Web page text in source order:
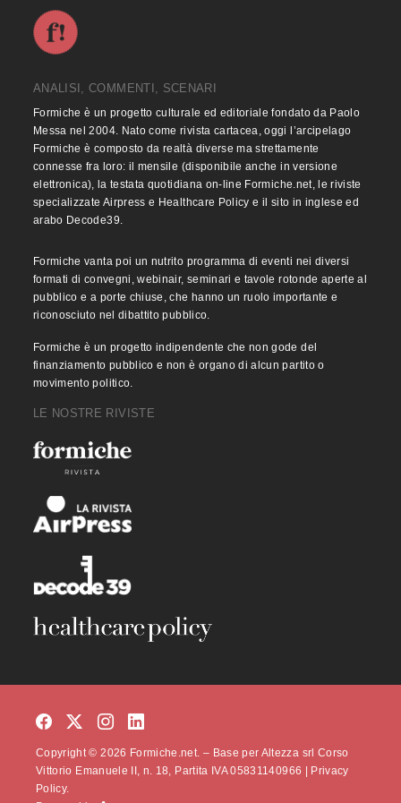
ANALISI, COMMENTI, SCENARI
Formiche è un progetto culturale ed editoriale fondato da Paolo
Messa nel 2004. Nato come rivista cartacea, oggi l’arcipelago
Formiche è composto da realtà diverse ma strettamente
connesse fra loro: il mensile (disponibile anche in versione
elettronica), la testata quotidiana on-line Formiche.net, le riviste
specializzate Airpress e Healthcare Policy e il sito in inglese ed
arabo Decode39.
Formiche vanta poi un nutrito programma di eventi nei diversi
formati di convegni, webinair, seminari e tavole rotonde aperte al
pubblico e a porte chiuse, che hanno un ruolo importante e
riconosciuto nel dibattito pubblico.
Formiche è un progetto indipendente che non gode del
finanziamento pubblico e non è organo di alcun partito o
movimento politico.
LE NOSTRE RIVISTE
Copyright © 2026 Formiche.net. – Base per Altezza srl Corso
Vittorio Emanuele II, n. 18, Partita IVA 05831140966 |
Privacy
Policy.